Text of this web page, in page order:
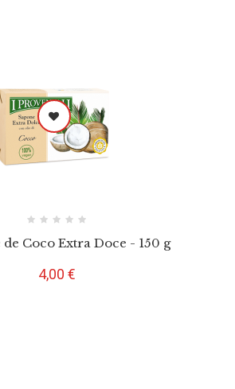
de Coco Extra Doce - 150 g
Preço
4,00 €